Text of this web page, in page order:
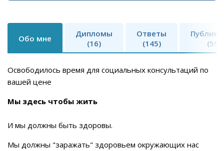
Обо мне
Дипломы
(16)
Ответы
(145)
(59)
Освободилось время для социальных консультаций по
вашей цене
Мы здесь чтобы жить
И мы должны быть здоровы.
Мы должны "заражать" здоровьем окружающих нас